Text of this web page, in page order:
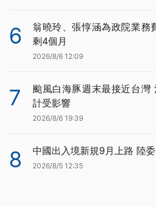
6
翁曉玲、張惇涵為政院業務
剩4個月
2026/8/6 12:09
7
颱風白海豚週末最接近台灣
計受影響
2026/8/6 19:39
8 中國出入境新規9月上路 陸
2026/8/5 12:35